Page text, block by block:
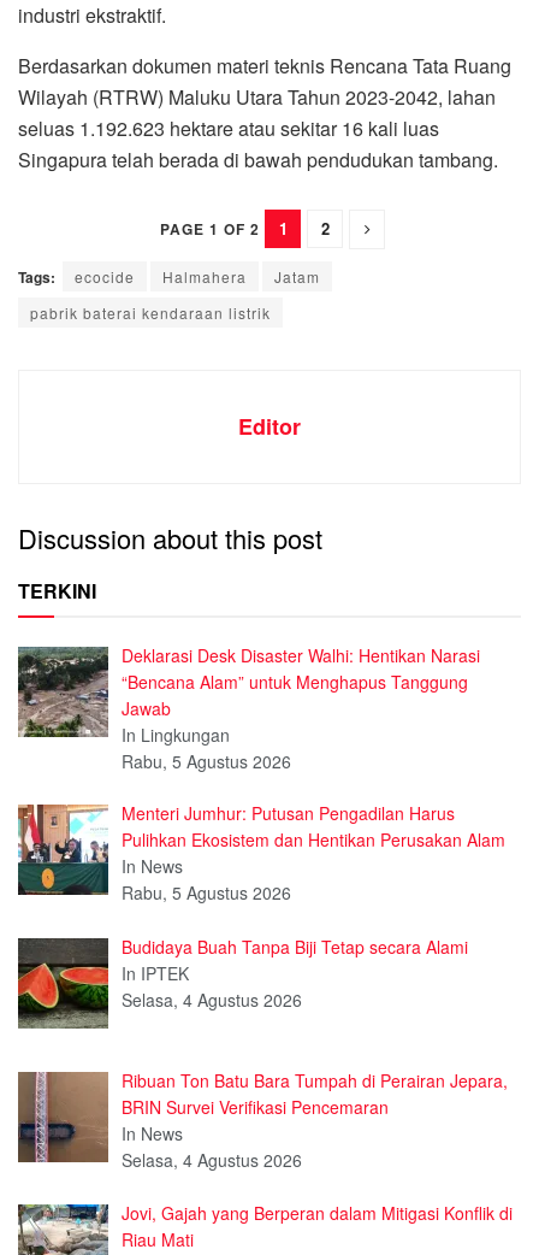
industri ekstraktif.
Berdasarkan dokumen materi teknis Rencana Tata Ruang
Wilayah (RTRW) Maluku Utara Tahun 2023-2042, lahan
seluas 1.192.623 hektare atau sekitar 16 kali luas
Singapura telah berada di bawah pendudukan tambang.
PAGE 1 OF 2 1 2
Tags: ecocide Halmahera
Jatam
pabrik baterai kendaraan listrik
Editor
Discussion about this post
TERKINI
Deklarasi Desk Disaster Walhi: Hentikan Narasi
“Bencana Alam” untuk Menghapus Tanggung
Jawab
In Lingkungan
Rabu, 5 Agustus 2026
Menteri Jumhur: Putusan Pengadilan Harus
Pulihkan Ekosistem dan Hentikan Perusakan Alam
In News
Rabu, 5 Agustus 2026
Budidaya Buah Tanpa Biji Tetap secara Alami
In IPTEK
Selasa, 4 Agustus 2026
Ribuan Ton Batu Bara Tumpah di Perairan Jepara,
BRIN Survei Verifikasi Pencemaran
In News
Selasa, 4 Agustus 2026
Jovi, Gajah yang Berperan dalam Mitigasi Konflik di
Riau Mati